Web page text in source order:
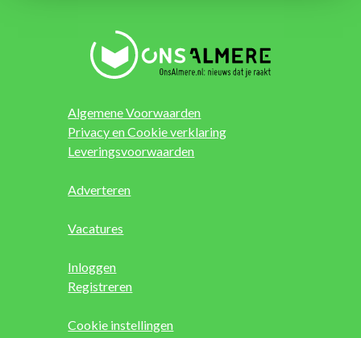
Algemene Voorwaarden
Privacy en Cookie verklaring
Leveringsvoorwaarden
Adverteren
Vacatures
Inloggen
Registreren
Cookie instellingen